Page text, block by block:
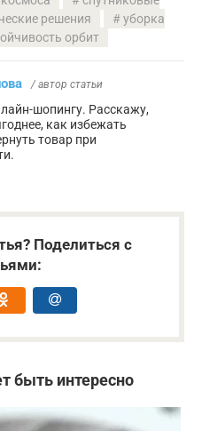
решения
уборка
орбит
/ автор статьи
шопингу. Расскажу,
как избежать
товар при
Поделиться с
быть интересно